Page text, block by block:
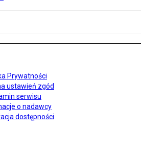
Prywatności
ustawień zgód
serwisu
o nadawcy
dostępności